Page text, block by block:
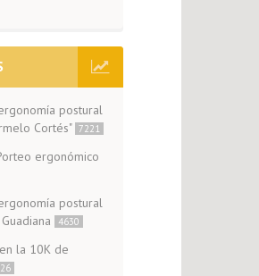
postural
Cortés" 7221
ergonómico
postural
4630
la 10K de